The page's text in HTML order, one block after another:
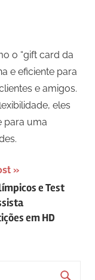
o “gift card da
e eficiente para
e amigos.
eles
para uma
e Test
em HD